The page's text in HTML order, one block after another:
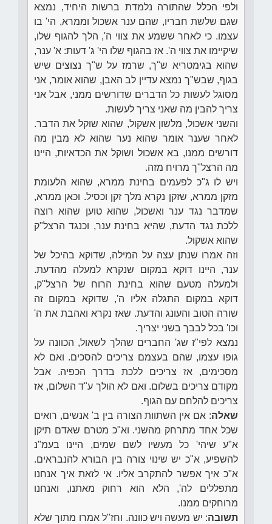
ולפי הכלל שהתורה נלמדת ברשות היחיד, נמצא
שגם שלשת חבריו, שהם ענר אשכול וממרא, הי' בו
עצמו. כי לאחר ששמע את צווי ה', הלך להגוף שלו,
שיקיימו את צווי ה'. אז בהגוף שלו הי' ג' דעות: א' ענר,
שהוא בגימטריא ש"ך, שרמז על ש"ך נצוצים שיש
בגוף, שבש"ך נמצא עדיין לב האבן, שהוא אומר, אני
מסוגל לעשות כל הדברים שדורשים ממני, אבל אני
צריך להבין מה שאני צריך לעשות.
והשני אשכול, מלשון אשקול, שהוא שוקל את הדבר.
לאחר שענר אומר שהוא נער שהוא לא מבין מה
דורשים ממנו, בא אשכול ושוקל את הכדאיות, היינו
מה הרצל"ך מרויח מזה.
ויש לו ג"כ לפעמים בחינת ממרא, שהוא הלעומת
מזקן ממרא, שזקן נקרא מלך זקן וכסיל. וכאן ממרא,
שמדבר נגד ענר ואשכול, שהוא טוען שהוא רוצה
ללכת נגד הדעת, שהיא בחינת ענר, וכנגד הרצל"ק
שהוא אשקול.
וזה אמרו שנתן עצה על המילה, שדוקא בהיכל של
ענר, היינו דוקא במקום שנקרא למעלה מהדעת.
ולמעלה מטעם שהוא בחינת הרוח של הרצל"ק,
דוקא במקום התגלה אליו ה', שדוקא במקום זה
שורה הטוב והעונג והדעת. שאז נקרא ואהבת את ה'
וכו' בכל לבבך בשני יצריך.
נמצא לפי"ז שג' החברים שהלך לשאול, הכוונה על
גופו עצמו, שהם בעצמם צריכים להסכים. ואם לא
מסכימים, אז צריכים ללכת בדרך הכפיה. אבל
מקודם צריכים בשלום. ואם לא הולך ע"ד השלום, אז
צריכים להלחם עם הגוף.
שאלה: אם אין השתוות הצורה בין ב' אנשים, רואים
שכל אחד מתרחק מהשני. וא"כ מטרם שאדם תיקן
א"ע שיהי' כל מעשיו לשם שמים, היינו בעמ"נ
להשפיע, א"כ יש שינוי צורה בין הבורא להנבראים.
א"כ איך אפשר להתקרב אליו. אי לזאת איך אנחנו
מתפללים לה', הלא הוא רחוק מאתנו, ואנחנו
מרוחקים ממנו.
תשובה: יש מעשה ויש כוונה. וחז"ל אמרו מתוך שלא